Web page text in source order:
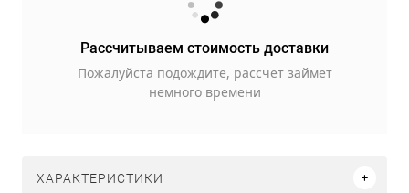
Рассчитываем стоимость доставки
Пожалуйста подождите, рассчет займет
немного времени
ХАРАКТЕРИСТИКИ